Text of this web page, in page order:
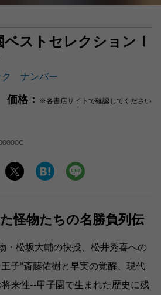
ベストセレクションⅠ
ク ナンバー
価格： ※各書店サイトで確認してください
怪物たちの名勝負列伝
・松坂大輔の快投、松井秀喜への
子”斎藤佑樹と早実の覚醒、現代
来性--甲子園で生まれた歴史に残